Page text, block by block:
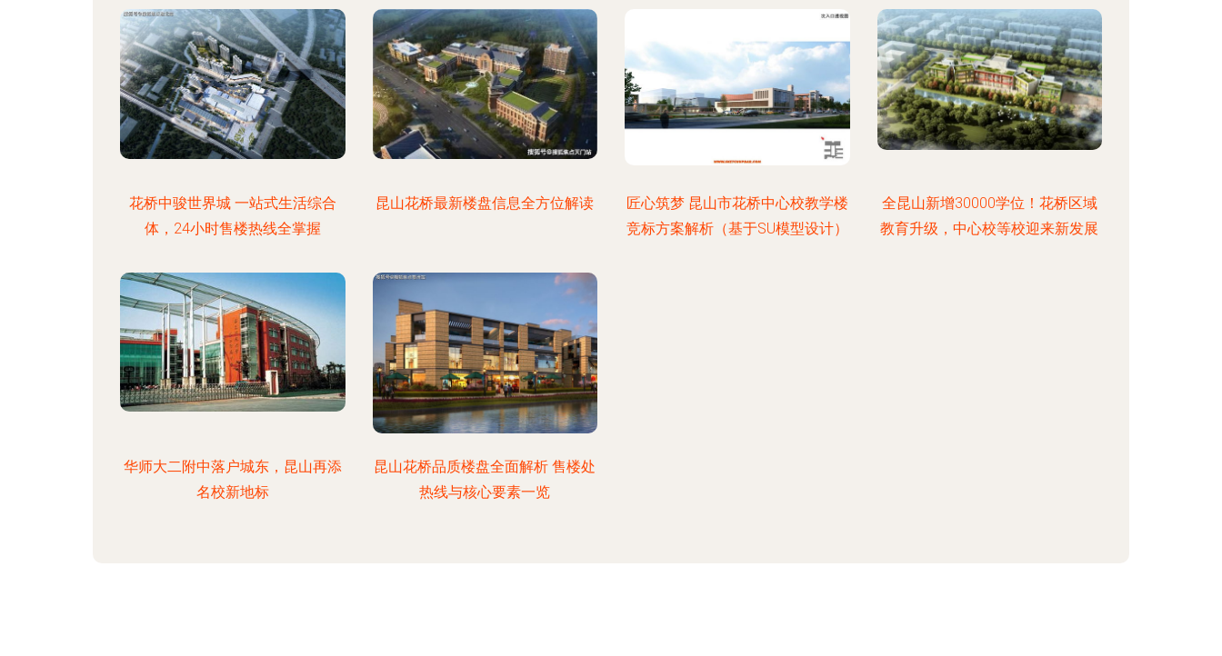
花桥中骏世界城 一站式生活综合
体，24小时售楼热线全掌握
昆山花桥最新楼盘信息全方位解读
匠心筑梦 昆山市花桥中心校教学楼
竞标方案解析（基于SU模型设计）
全昆山新增30000学位！花桥区域
教育升级，中心校等校迎来新发展
华师大二附中落户城东，昆山再添
名校新地标
昆山花桥品质楼盘全面解析 售楼处
热线与核心要素一览